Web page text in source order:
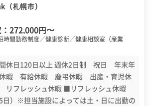
札幌市）
272,000円〜
時間勤務制度／健康診断／健康相談室（産業
休日120日以上 週休2日制 祝日 年末年
暇 有給休暇 慶弔休暇 出産・育児休
リフレッシュ休暇 ■リフレッシュ休暇
5日）※担当施設によっては土・日に出勤の